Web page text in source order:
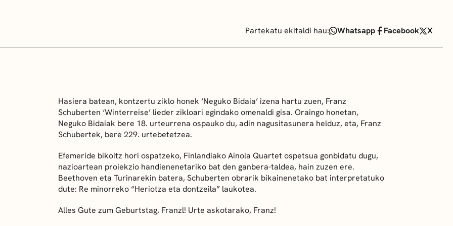
Partekatu ekitaldi hau: Whatsapp Facebook X
Hasiera batean, kontzertu ziklo honek ‘Neguko Bidaia’ izena hartu zuen, Franz
Schuberten ‘Winterreise’ lieder zikloari egindako omenaldi gisa. Oraingo honetan,
Neguko Bidaiak bere 18. urteurrena ospauko du, adin nagusitasunera helduz, eta, Franz
Schubertek, bere 229. urtebetetzea.
Efemeride bikoitz hori ospatzeko, Finlandiako Ainola Quartet ospetsua gonbidatu dugu,
nazioartean proiekzio handienenetariko bat den ganbera-taldea, hain zuzen ere.
Beethoven eta Turinarekin batera, Schuberten obrarik bikainenetako bat interpretatuko
dute: Re minorreko “Heriotza eta dontzeila” laukotea.
Alles Gute zum Geburtstag, Franzl! Urte askotarako, Franz!